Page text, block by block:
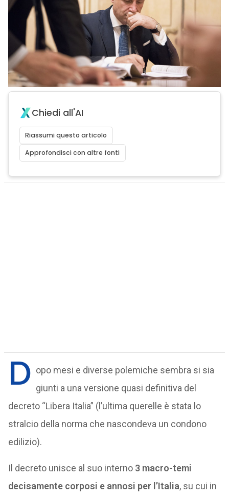
Chiedi all'AI
Riassumi questo articolo
Approfondisci con altre fonti
D opo mesi e diverse polemiche sembra si sia
giunti a una versione quasi definitiva del
decreto “Libera Italia” (l’ultima querelle è stata lo
stralcio della norma che nascondeva un condono
edilizio).
Il decreto unisce al suo interno 3 macro-temi
decisamente corposi e annosi per l’Italia, su cui in